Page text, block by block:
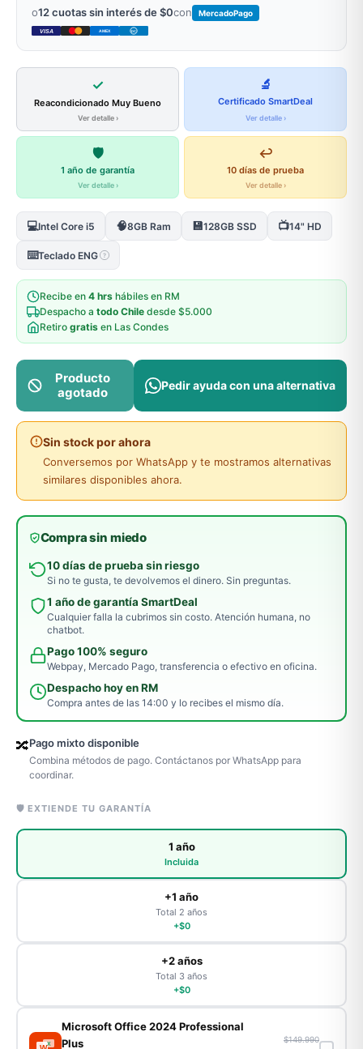
o12 cuotas sin interés de $0con MercadoPago
VISA AMEX DC
✓
Reacondicionado Muy Bueno
Ver detalle ›
🔬
Certificado SmartDeal
Ver detalle ›
🛡️
1 año de garantía
Ver detalle ›
↩️
10 días de prueba
Ver detalle ›
💻Intel Core i5 🧠8GB Ram 💾128GB SSD 📺14" HD
⌨️Teclado ENG ?
Recibe en 4 hrs hábiles en RM
Despacho a todo Chile desde $5.000
Retiro gratis en Las Condes
Producto
agotado
Pedir ayuda con una alternativa
Sin stock por ahora
Conversemos por WhatsApp y te mostramos alternativas
similares disponibles ahora.
Compra sin miedo
10 días de prueba sin riesgo
Si no te gusta, te devolvemos el dinero. Sin preguntas.
1 año de garantía SmartDeal
Cualquier falla la cubrimos sin costo. Atención humana, no
chatbot.
Pago 100% seguro
Webpay, Mercado Pago, transferencia o efectivo en oficina.
Despacho hoy en RM
Compra antes de las 14:00 y lo recibes el mismo día.
🔀Pago mixto disponible
Combina métodos de pago. Contáctanos por WhatsApp para
coordinar.
🛡️ EXTIENDE TU GARANTÍA
1 año
Incluida
+1 año
Total 2 años
+$0
+2 años
Total 3 años
+$0
X
Microsoft Office 2024 Professional
Plus
$149.990